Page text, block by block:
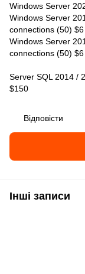
Windows Server
Windows Server
connections (50) $6
Windows Server
connections (50) $6
Server SQL 2014 /
$150
Відповісти
Інші записи